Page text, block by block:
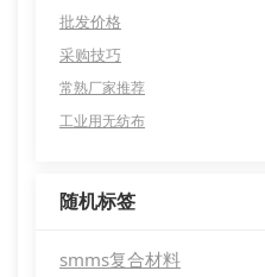
批发价格
采购技巧
常熟厂家推荐
工业用无纺布
随机标签
smms复合材料